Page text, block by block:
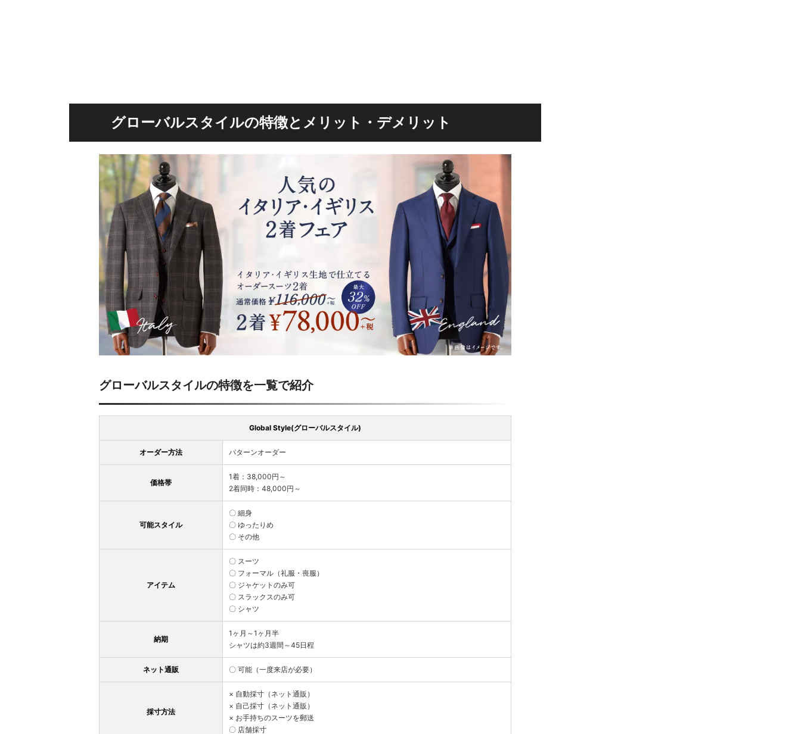
グローバルスタイルの特徴とメリット・デメリット
グローバルスタイルの特徴を一覧で紹介
Global Style(グローバルスタイル)
オーダー方法 パターンオーダー
価格帯
1着：38,000円～
2着同時：48,000円～
可能スタイル
〇 細身
〇 ゆったりめ
〇 その他
アイテム
〇 スーツ
〇 フォーマル（礼服・喪服）
〇 ジャケットのみ可
〇 スラックスのみ可
〇 シャツ
納期
1ヶ月～1ヶ月半
シャツは約3週間～45日程
ネット通販 〇 可能（一度来店が必要）
採寸方法
× 自動採寸（ネット通販）
× 自己採寸（ネット通販）
× お手持ちのスーツを郵送
〇 店舗採寸